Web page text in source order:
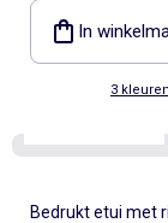
In
3 kleuren
Bedrukt etui met